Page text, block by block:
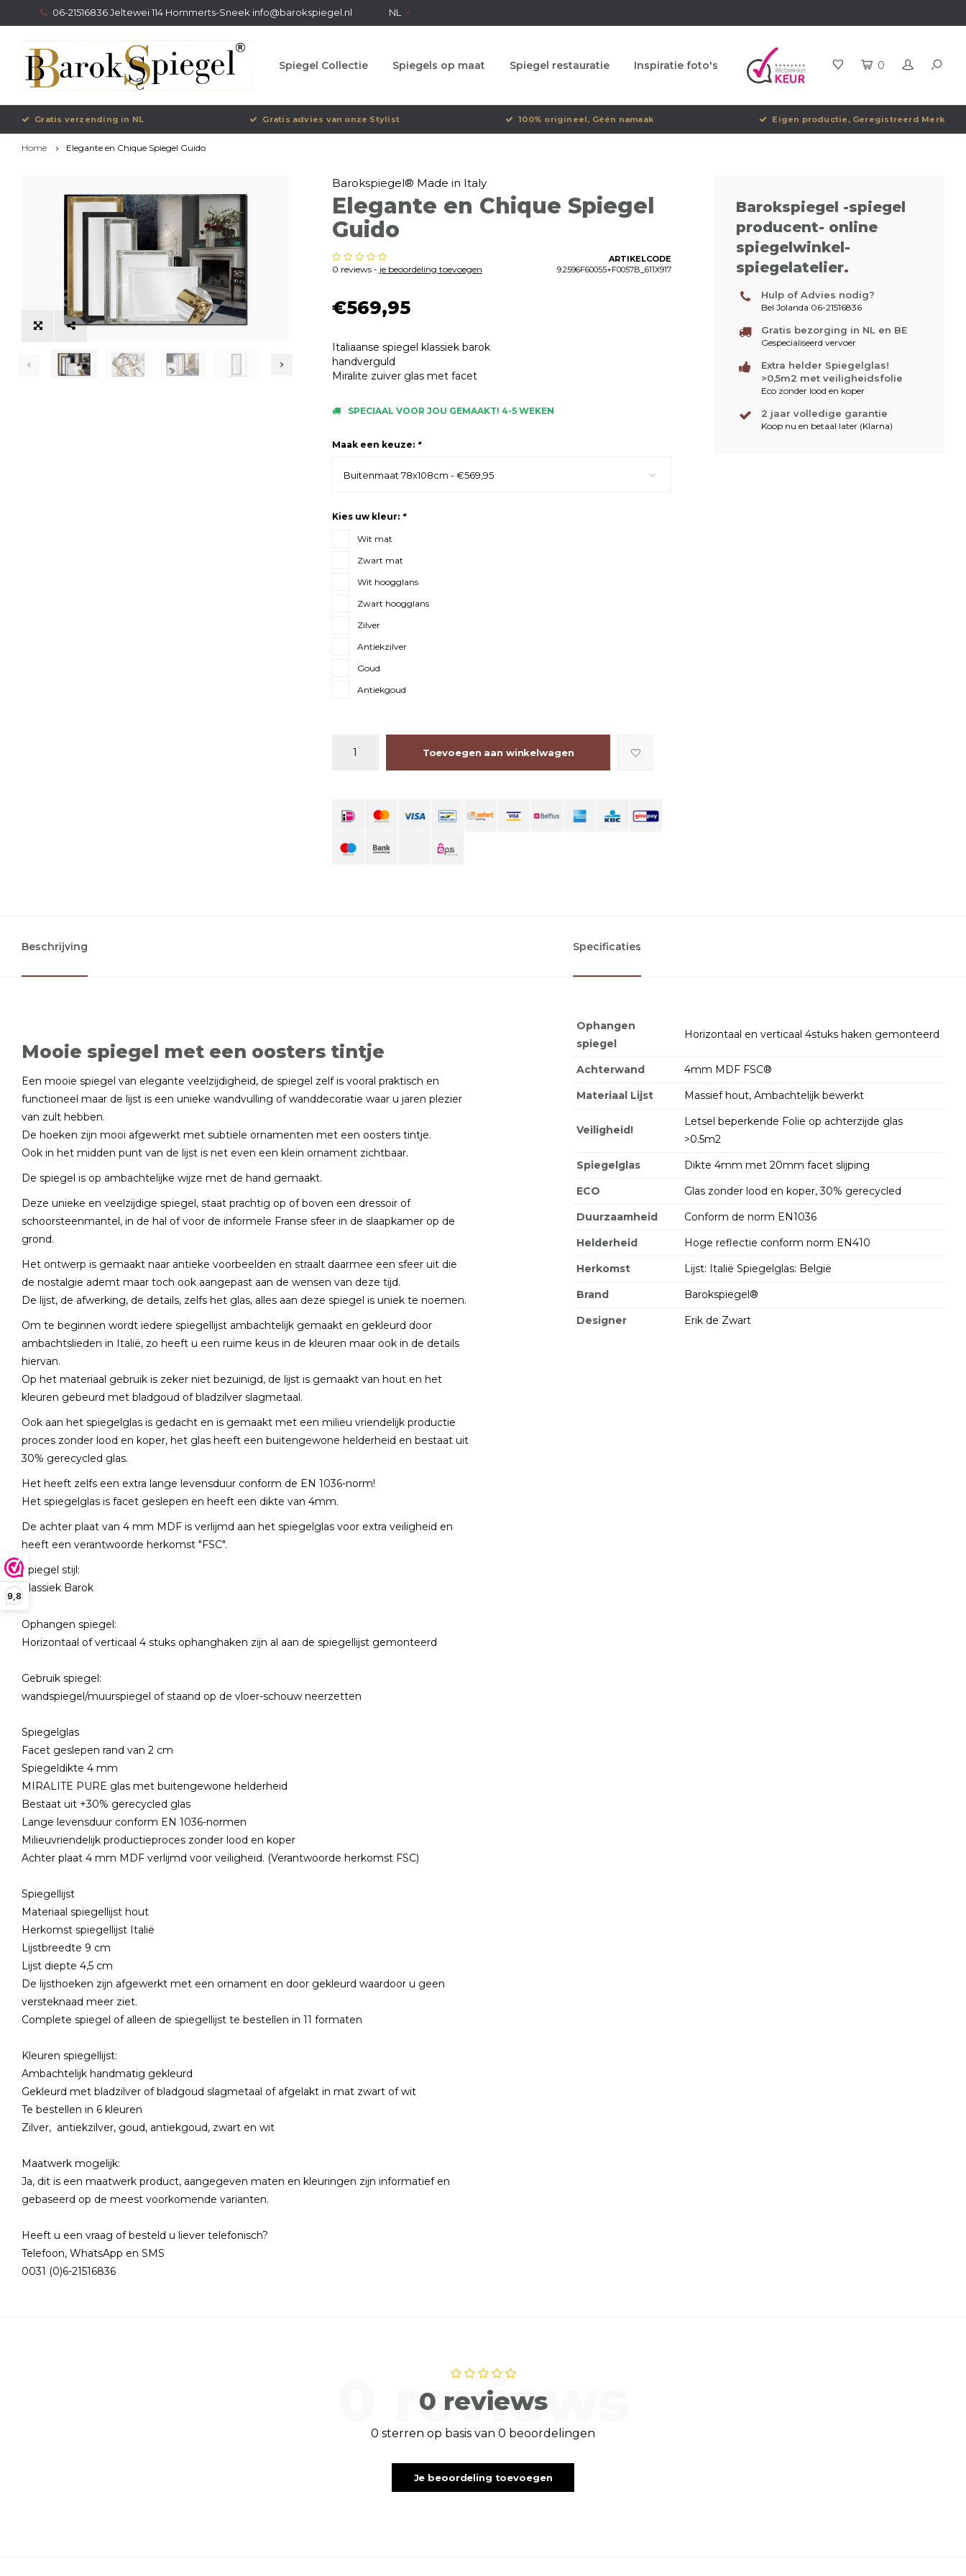
9,8
06-21516836 Jeltewei 114 Hommerts-Sneek info@barokspiegel.nl NL
Spiegel Collectie Spiegels op maat Spiegel restauratie Inspiratie foto's 0
Gratis verzending in NL Gratis advies van onze Stylist 100% origineel, Géén namaak Eigen productie, Geregistreerd Merk
Home Elegante en Chique Spiegel Guido
Barokspiegel® Made in Italy
Elegante en Chique Spiegel
Guido
0 reviews - je beoordeling toevoegen
ARTIKELCODE
9.2596F60055+F0057B_611X917
€569,95
Italiaanse spiegel klassiek barok
handverguld
Miralite zuiver glas met facet
SPECIAAL VOOR JOU GEMAAKT! 4-5 WEKEN
Maak een keuze: *
Buitenmaat 78x108cm - €569,95
Kies uw kleur: *
Wit mat
Zwart mat
Wit hoogglans
Zwart hoogglans
Zilver
Antiekzilver
Goud
Antiekgoud
Toevoegen aan winkelwagen
Barokspiegel -spiegel
producent- online
spiegelwinkel-
spiegelatelier.
Hulp of Advies nodig?
Bel Jolanda 06-21516836
Gratis bezorging in NL en BE
Gespecialiseerd vervoer
Extra helder Spiegelglas!
>0,5m2 met veiligheidsfolie
Eco zonder lood en koper
2 jaar volledige garantie
Koop nu en betaal later (Klarna)
Beschrijving Specificaties
Mooie spiegel met een oosters tintje
Een mooie spiegel van elegante veelzijdigheid, de spiegel zelf is vooral praktisch en
functioneel maar de lijst is een unieke wandvulling of wanddecoratie waar u jaren plezier
van zult hebben.
De hoeken zijn mooi afgewerkt met subtiele ornamenten met een oosters tintje.
Ook in het midden punt van de lijst is net even een klein ornament zichtbaar.
De spiegel is op ambachtelijke wijze met de hand gemaakt.
Deze unieke en veelzijdige spiegel, staat prachtig op of boven een dressoir of
schoorsteenmantel, in de hal of voor de informele Franse sfeer in de slaapkamer op de
grond.
Het ontwerp is gemaakt naar antieke voorbeelden en straalt daarmee een sfeer uit die
de nostalgie ademt maar toch ook aangepast aan de wensen van deze tijd.
De lijst, de afwerking, de details, zelfs het glas, alles aan deze spiegel is uniek te noemen.
Om te beginnen wordt iedere spiegellijst ambachtelijk gemaakt en gekleurd door
ambachtslieden in Italië, zo heeft u een ruime keus in de kleuren maar ook in de details
hiervan.
Op het materiaal gebruik is zeker niet bezuinigd, de lijst is gemaakt van hout en het
kleuren gebeurd met bladgoud of bladzilver slagmetaal.
Ook aan het spiegelglas is gedacht en is gemaakt met een milieu vriendelijk productie
proces zonder lood en koper, het glas heeft een buitengewone helderheid en bestaat uit
30% gerecycled glas.
Het heeft zelfs een extra lange levensduur conform de EN 1036-norm!
Het spiegelglas is facet geslepen en heeft een dikte van 4mm.
De achter plaat van 4 mm MDF is verlijmd aan het spiegelglas voor extra veiligheid en
heeft een verantwoorde herkomst "FSC".
Spiegel stijl:
Klassiek Barok
Ophangen spiegel:
Horizontaal of verticaal 4 stuks ophanghaken zijn al aan de spiegellijst gemonteerd
Gebruik spiegel:
wandspiegel/muurspiegel of staand op de vloer-schouw neerzetten
Spiegelglas
Facet geslepen rand van 2 cm
Spiegeldikte 4 mm
MIRALITE PURE glas met buitengewone helderheid
Bestaat uit +30% gerecycled glas
Lange levensduur conform EN 1036-normen
Milieuvriendelijk productieproces zonder lood en koper
Achter plaat 4 mm MDF verlijmd voor veiligheid. (Verantwoorde herkomst FSC)
Spiegellijst
Materiaal spiegellijst hout
Herkomst spiegellijst Italië
Lijstbreedte 9 cm
Lijst diepte 4,5 cm
De lijsthoeken zijn afgewerkt met een ornament en door gekleurd waardoor u geen
versteknaad meer ziet.
Complete spiegel of alleen de spiegellijst te bestellen in 11 formaten
Kleuren spiegellijst:
Ambachtelijk handmatig gekleurd
Gekleurd met bladzilver of bladgoud slagmetaal of afgelakt in mat zwart of wit
Te bestellen in 6 kleuren
Zilver, antiekzilver, goud, antiekgoud, zwart en wit
Maatwerk mogelijk:
Ja, dit is een maatwerk product, aangegeven maten en kleuringen zijn informatief en
gebaseerd op de meest voorkomende varianten.
Heeft u een vraag of besteld u liever telefonisch?
Telefoon, WhatsApp en SMS
0031 (0)6-21516836
Ophangen
spiegel
Horizontaal en verticaal 4stuks haken gemonteerd
Achterwand
4mm MDF FSC®
Materiaal Lijst
Massief hout, Ambachtelijk bewerkt
Veiligheid!
Letsel beperkende Folie op achterzijde glas
>0.5m2
Spiegelglas
Dikte 4mm met 20mm facet slijping
ECO
Glas zonder lood en koper, 30% gerecycled
Duurzaamheid
Conform de norm EN1036
Helderheid
Hoge reflectie conform norm EN410
Herkomst
Lijst: Italië Spiegelglas: België
Brand
Barokspiegel®
Designer
Erik de Zwart
0 reviews
0 reviews
0 sterren op basis van 0 beoordelingen
Je beoordeling toevoegen